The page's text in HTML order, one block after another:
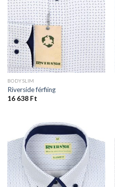
BODYSLIM
Riverside férfiing
16 638 Ft